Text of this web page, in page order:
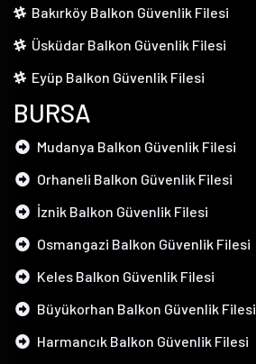
Bakırköy Balkon Güvenlik Filesi
Üsküdar Balkon Güvenlik Filesi
Eyüp Balkon Güvenlik Filesi
BURSA
Mudanya Balkon Güvenlik Filesi
Orhaneli Balkon Güvenlik Filesi
İznik Balkon Güvenlik Filesi
Osmangazi Balkon Güvenlik Filesi
Keles Balkon Güvenlik Filesi
Büyükorhan Balkon Güvenlik Filesi
Harmancık Balkon Güvenlik Filesi